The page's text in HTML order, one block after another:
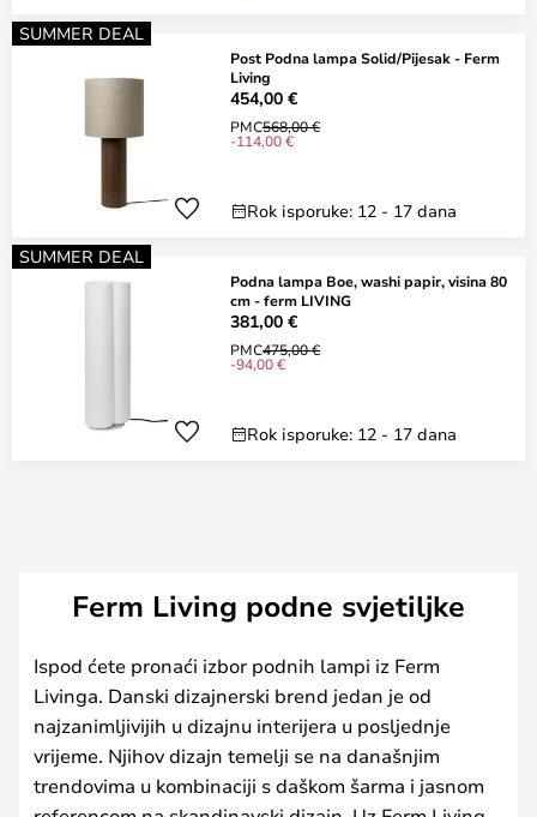
SUMMER DEAL
Post Podna lampa Solid/Pijesak - Ferm
Living
454,00 €
PMC568,00 €
-114,00 €
Rok isporuke: 12 - 17 dana
SUMMER DEAL
Podna lampa Boe, washi papir, visina 80
cm - ferm LIVING
381,00 €
PMC475,00 €
-94,00 €
Rok isporuke: 12 - 17 dana
Ferm Living podne svjetiljke
Ispod ćete pronaći izbor podnih lampi iz Ferm
Livinga. Danski dizajnerski brend jedan je od
najzanimljivijih u dizajnu interijera u posljednje
vrijeme. Njihov dizajn temelji se na današnjim
trendovima u kombinaciji s daškom šarma i jasnom